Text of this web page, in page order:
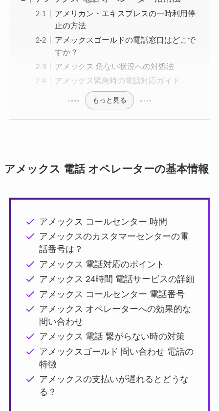
アメリカン・エキスプレスの一時利用停
止の方法
アメックスゴールドの電話窓口はどこで
すか？
アメックス 危ない状況への対処法
アメックス緊急時の電話対応ガイド
もっと見る
アメックス 電話 オペレーターの基本情報
アメックス コールセンター 時間
アメックスのカスタマーセンターの電
話番号は？
アメックス 電話対応のポイント
アメックス 24時間 電話サービスの詳細
アメックス コールセンター 電話番号
アメックス オペレーターへの効果的な
問い合わせ
アメックス 電話 繋がらない時の対策
アメックスゴールド 問い合わせ 電話の
特徴
アメックスの支払いが遅れるとどうな
る？